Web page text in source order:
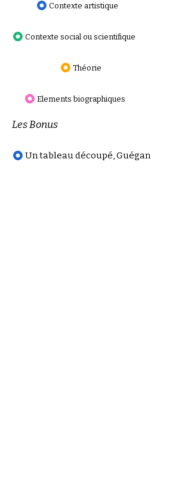
Contexte artistique
Contexte social ou scientifique
Théorie
Elements biographiques
Les Bonus
Un tableau découpé, Guégan